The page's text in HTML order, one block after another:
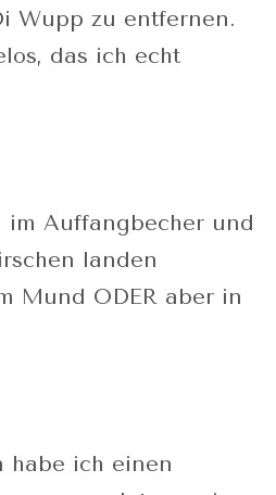
Wupp zu entfernen.
das ich echt
im Auffangbecher und
landen
Mund ODER aber in
habe ich einen